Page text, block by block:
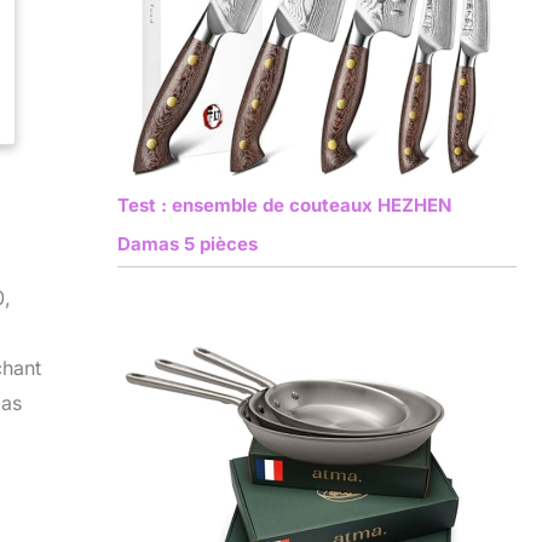
Test : ensemble de couteaux HEZHEN
Damas 5 pièces